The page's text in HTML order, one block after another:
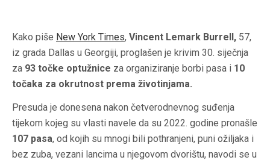
Kako piše New York Times, Vincent Lemark Burrell, 57,
iz grada Dallas u Georgiji, proglašen je krivim 30. siječnja
za 93 točke optužnice za organiziranje borbi pasa i 10
točaka za okrutnost prema životinjama.
Presuda je donesena nakon četverodnevnog suđenja
tijekom kojeg su vlasti navele da su 2022. godine pronašle
107 pasa, od kojih su mnogi bili pothranjeni, puni ožiljaka i
bez zuba, vezani lancima u njegovom dvorištu, navodi se u